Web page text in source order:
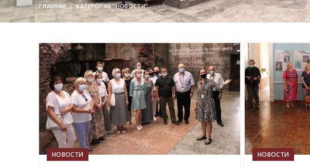
ГЛАВНАЯ КАТЕГОРИЯ "НОВОСТИ"
28
ИЮЛ
НОВОСТИ
26
ИЮЛ
НОВОСТИ